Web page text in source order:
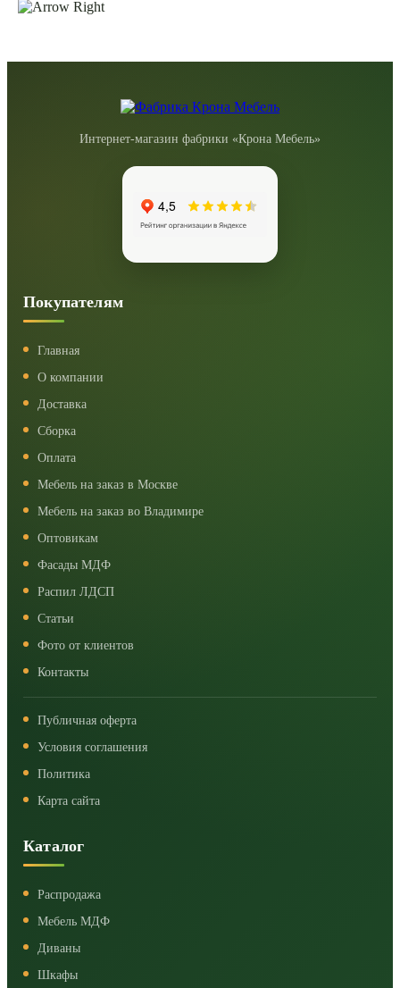
Интернет-магазин фабрики «Крона Мебель»
Покупателям
Главная
О компании
Доставка
Сборка
Оплата
Мебель на заказ в Москве
Мебель на заказ во Владимире
Оптовикам
Фасады МДФ
Распил ЛДСП
Статьи
Фото от клиентов
Контакты
Публичная оферта
Условия соглашения
Политика
Карта сайта
Каталог
Распродажа
Мебель МДФ
Диваны
Шкафы